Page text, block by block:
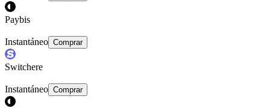
Paybis
Instantáneo Comprar
Switchere
Instantáneo Comprar